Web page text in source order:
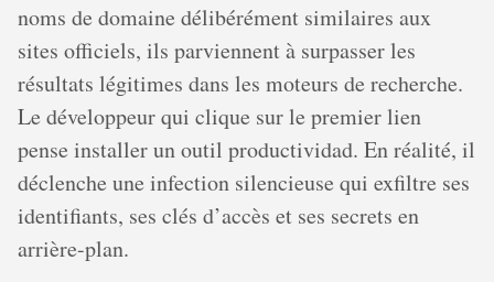
noms de domaine délibérément similaires aux
sites officiels, ils parviennent à surpasser les
résultats légitimes dans les moteurs de recherche.
Le développeur qui clique sur le premier lien
pense installer un outil productividad. En réalité, il
déclenche une infection silencieuse qui exfiltre ses
identifiants, ses clés d’accès et ses secrets en
arrière-plan.